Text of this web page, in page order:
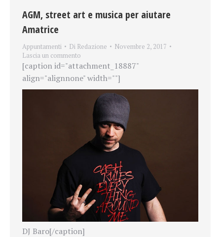
AGM, street art e musica per aiutare
Amatrice
Appuntamenti Di Redazione
Novembre 2, 2017
Lascia un commento
[caption id="attachment_18887"
align="alignnone" width=""]
DJ Baro[/caption]